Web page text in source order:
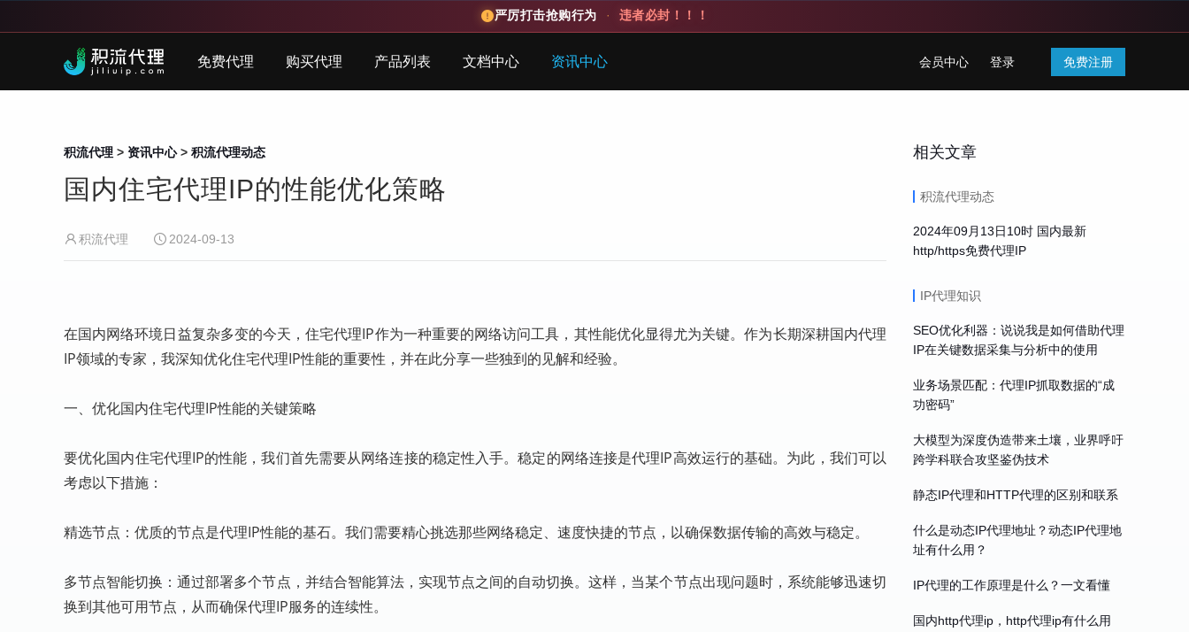
严厉打击抢购行为 · 违者必封！！！
免费代理 购买代理 产品列表 文档中心 资讯中心 会员中心 登录 免费注册
积流代理 > 资讯中心> 积流代理动态
国内住宅代理IP的性能优化策略
积流代理 2024-09-13
在国内网络环境日益复杂多变的今天，住宅代理IP作为一种重要的网络访问工具，其性能优化显得尤为关键。作为长期深耕国内代理
IP领域的专家，我深知优化住宅代理IP性能的重要性，并在此分享一些独到的见解和经验。
一、优化国内住宅代理IP性能的关键策略
要优化国内住宅代理IP的性能，我们首先需要从网络连接的稳定性入手。稳定的网络连接是代理IP高效运行的基础。为此，我们可以
考虑以下措施：
精选节点：优质的节点是代理IP性能的基石。我们需要精心挑选那些网络稳定、速度快捷的节点，以确保数据传输的高效与稳定。
多节点智能切换：通过部署多个节点，并结合智能算法，实现节点之间的自动切换。这样，当某个节点出现问题时，系统能够迅速切
换到其他可用节点，从而确保代理IP服务的连续性。
相关文章
积流代理动态
2024年09月13日10时 国内最新
http/https免费代理IP
IP代理知识
SEO优化利器：说说我是如何借助代理
IP在关键数据采集与分析中的使用
业务场景匹配：代理IP抓取数据的“成
功密码”
大模型为深度伪造带来土壤，业界呼吁
跨学科联合攻坚鉴伪技术
静态IP代理和HTTP代理的区别和联系
什么是动态IP代理地址？动态IP代理地
址有什么用？
IP代理的工作原理是什么？一文看懂
国内http代理ip，http代理ip有什么用